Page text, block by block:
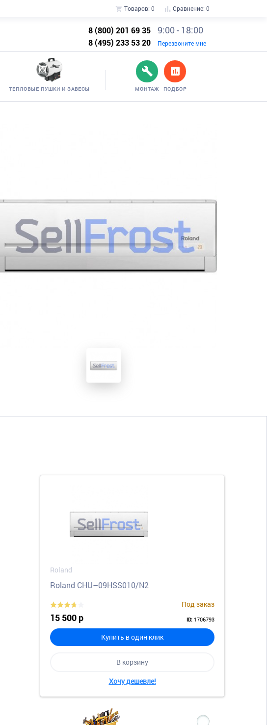
Товаров: 0 Сравнение: 0
8 (800) 201 69 35
8 (495) 233 53 20
9:00 - 18:00
Перезвоните мне
ТЕПЛОВЫЕ ПУШКИ И ЗАВЕСЫ МОНТАЖ ПОДБОР
Roland
Roland CHU–09HSS010/N2
Под заказ
15 500 р ID: 1706793
Купить в один клик
В корзину
Хочу дешевле!